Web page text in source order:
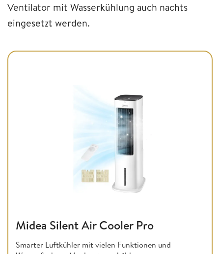
Ventilator mit Wasserkühlung auch nachts
eingesetzt werden.
Midea Silent Air Cooler Pro
Smarter Luftkühler mit vielen Funktionen und